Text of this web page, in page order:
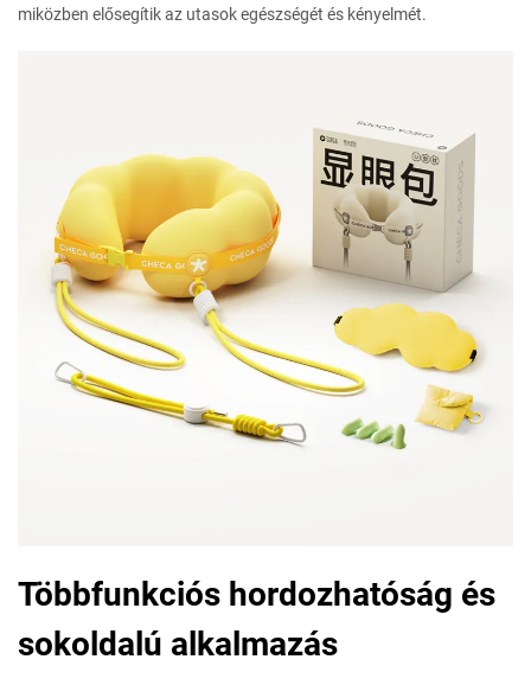
miközben elősegítik az utasok egészségét és kényelmét.
Többfunkciós hordozhatóság és
sokoldalú alkalmazás